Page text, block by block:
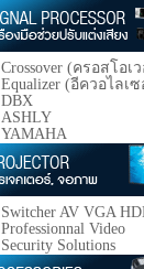
Crossover (ครอสโอเ
Equalizer (อีควอไลเซ
DBX
ASHLY
YAMAHA
Switcher AV VGA
Professionnal Video
Security Solutions